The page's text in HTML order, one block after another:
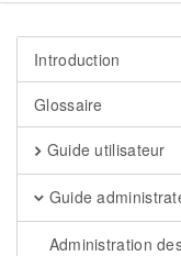
Introduction
Glossaire
Guide utilisateur
Guide
Administration